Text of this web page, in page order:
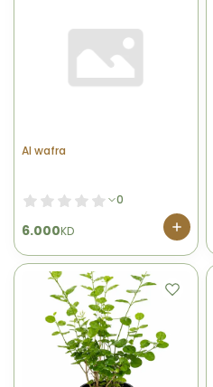
Al wafra
0
6.000KD